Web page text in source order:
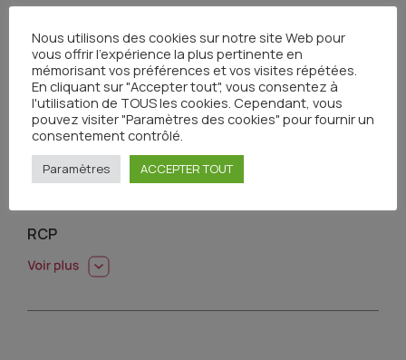
REFERENTIELS DE BONNES PRATIQUES
RCP
Nous utilisons des cookies sur notre site Web pour
vous offrir l'expérience la plus pertinente en
mémorisant vos préférences et vos visites répétées.
En cliquant sur "Accepter tout", vous consentez à
l'utilisation de TOUS les cookies. Cependant, vous
pouvez visiter "Paramètres des cookies" pour fournir un
consentement contrôlé.
Paramètres ACCEPTER TOUT